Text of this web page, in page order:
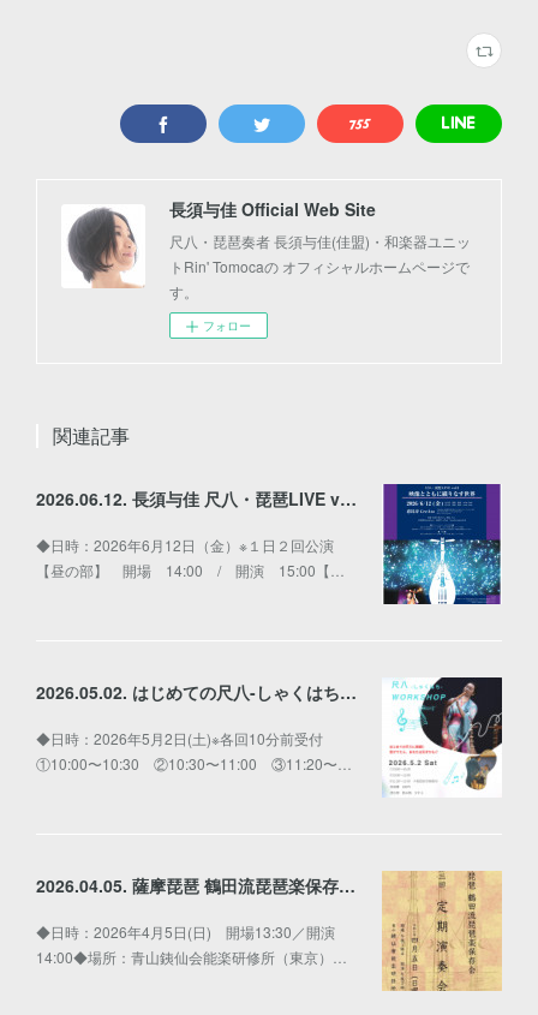
長須与佳 Official Web Site
尺八・琵琶奏者 長須与佳(佳盟)・和楽器ユニッ
トRin' Tomocaの オフィシャルホームページで
す。
フォロー
関連記事
2026.06.12. 長須与佳 尺八・琵琶LIVE vol.2〜映像とともに織りなす世界〜
◆日時：2026年6月12日（金）※１日２回公演
【昼の部】 開場 14:00 / 開演 15:00【…
2026.05.02. はじめての尺八-しゃくはち-WORKSHOP
◆日時：2026年5月2日(土)※各回10分前受付
①10:00〜10:30 ②10:30〜11:00 ③11:20〜…
2026.04.05. 薩摩琵琶 鶴田流琵琶楽保存会 第三回 定期演奏会
◆日時：2026年4月5日(日) 開場13:30／開演
14:00◆場所：青山銕仙会能楽研修所（東京）…